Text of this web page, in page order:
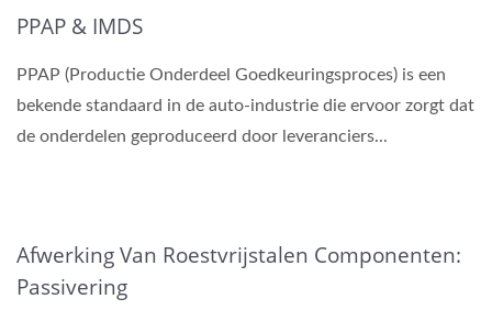
PPAP & IMDS
PPAP (Productie Onderdeel Goedkeuringsproces) is een
bekende standaard in de auto-industrie die ervoor zorgt dat
de onderdelen geproduceerd door leveranciers...
Afwerking Van Roestvrijstalen Componenten:
Passivering